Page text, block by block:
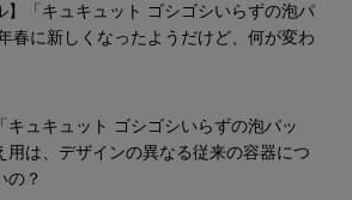
】「キュキュット ゴシゴシいらずの泡パ
春に新しくなったようだけど、何が変わ
キュキュット ゴシゴシいらずの泡パッ
用は、デザインの異なる従来の容器につ
の？